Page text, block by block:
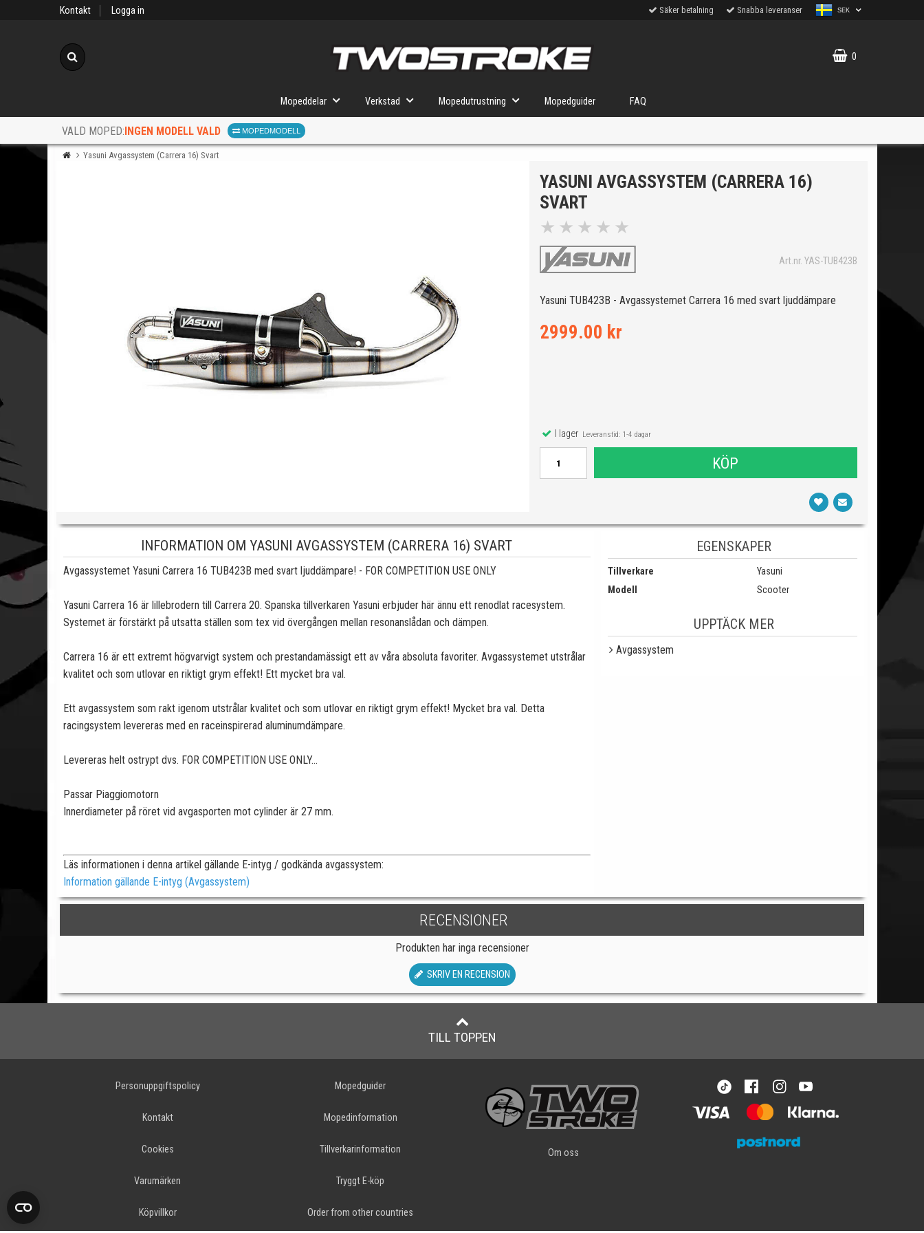
Kontakt Logga in Säker betalning Snabba leveranser SEK
0
Mopeddelar Verkstad Mopedutrustning Mopedguider FAQ
VALD MOPED:INGEN MODELL VALD MOPEDMODELL
FÖR RÄTT DELAR
När du valt kommer butiken visa delar för vald moped och universella produkter.
Yasuni Avgassystem (Carrera 16) Svart
YASUNI AVGASSYSTEM (CARRERA 16)
SVART
★ ★ ★ ★ ★
Art.nr. YAS-TUB423B
Yasuni TUB423B - Avgassystemet Carrera 16 med svart ljuddämpare
2999.00 kr
I lagerLeveranstid: 1-4 dagar
KÖP
INFORMATION OM YASUNI AVGASSYSTEM (CARRERA 16) SVART
Avgassystemet Yasuni Carrera 16 TUB423B med svart ljuddämpare! - FOR COMPETITION USE ONLY
Yasuni Carrera 16 är lillebrodern till Carrera 20. Spanska tillverkaren Yasuni erbjuder här ännu ett renodlat racesystem.
Systemet är förstärkt på utsatta ställen som tex vid övergången mellan resonanslådan och dämpen.
Carrera 16 är ett extremt högvarvigt system och prestandamässigt ett av våra absoluta favoriter. Avgassystemet utstrålar
kvalitet och som utlovar en riktigt grym effekt! Ett mycket bra val.
Ett avgassystem som rakt igenom utstrålar kvalitet och som utlovar en riktigt grym effekt! Mycket bra val. Detta
racingsystem levereras med en raceinspirerad aluminumdämpare.
Levereras helt ostrypt dvs. FOR COMPETITION USE ONLY...
Passar Piaggiomotorn
Innerdiameter på röret vid avgasporten mot cylinder är 27 mm.
Läs informationen i denna artikel gällande E-intyg / godkända avgassystem:
Information gällande E-intyg (Avgassystem)
EGENSKAPER
Tillverkare
Yasuni
Modell
Scooter
UPPTÄCK MER
Avgassystem
RECENSIONER
Produkten har inga recensioner
SKRIV EN RECENSION
TILL TOPPEN
Personuppgiftspolicy
Kontakt
Cookies
Varumärken
Köpvillkor
Mopedguider
Mopedinformation
Tillverkarinformation
Tryggt E-köp
Order from other countries
Om oss